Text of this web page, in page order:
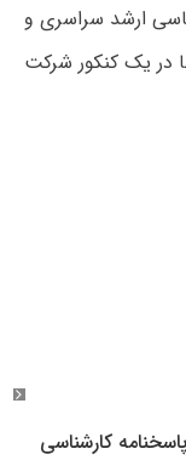
ارشد سراسری و
در یک کنکور شرکت
کارشناسی